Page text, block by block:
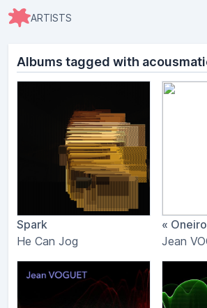
ARTISTS
Albums tagged with
Spark
He Can Jog
«
Jean